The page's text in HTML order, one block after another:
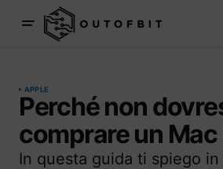
APPLE
Perché non
comprare un
In questa guida ti spiego